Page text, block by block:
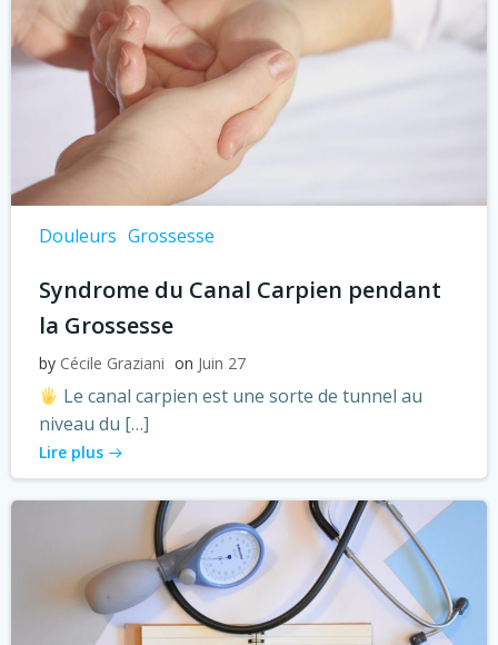
Douleurs Grossesse
Syndrome du Canal Carpien pendant
la Grossesse
by Cécile Graziani on Juin 27
Le canal carpien est une sorte de tunnel au
niveau du […]
Lire plus